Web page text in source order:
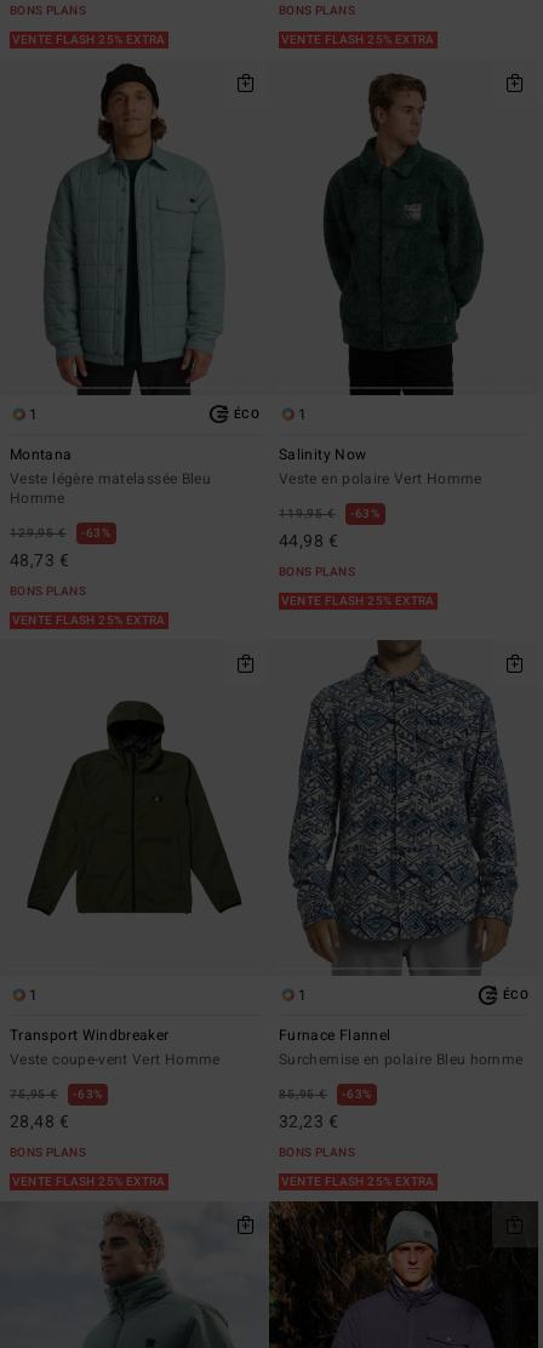
BONS PLANS
VENTE FLASH 25% EXTRA
BONS PLANS
VENTE FLASH 25% EXTRA
1 ÉCO
Montana
Veste légère matelassée Bleu
Homme
129,95 € 63%
48,73 €
BONS PLANS
VENTE FLASH 25% EXTRA
1
Salinity Now
Veste en polaire Vert Homme
119,95 € 63%
44,98 €
BONS PLANS
VENTE FLASH 25% EXTRA
1
Transport Windbreaker
Veste coupe-vent Vert Homme
75,95 € 63%
28,48 €
BONS PLANS
VENTE FLASH 25% EXTRA
1 ÉCO
Furnace Flannel
Surchemise en polaire Bleu homme
85,95 € 63%
32,23 €
BONS PLANS
VENTE FLASH 25% EXTRA